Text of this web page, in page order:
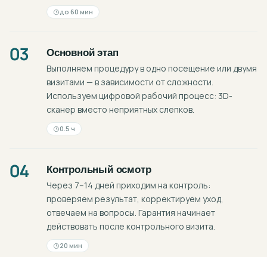
до 60 мин
03 Основной этап
Выполняем процедуру в одно посещение или двумя
визитами — в зависимости от сложности.
Используем цифровой рабочий процесс: 3D-
сканер вместо неприятных слепков.
0.5 ч
04 Контрольный осмотр
Через 7–14 дней приходим на контроль:
проверяем результат, корректируем уход,
отвечаем на вопросы. Гарантия начинает
действовать после контрольного визита.
20 мин